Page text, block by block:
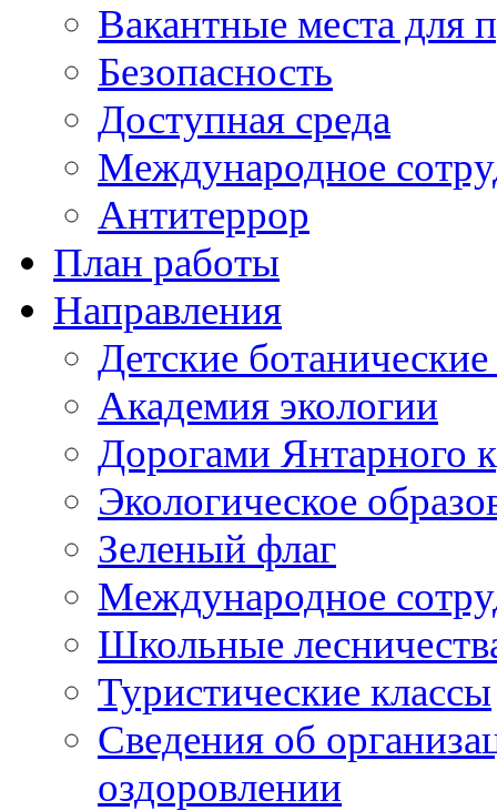
Вакантные места для
Безопасность
Доступная среда
Международное
Антитеррор
План работы
Направления
Детские
Академия экологии
Дорогами Янтарного
Экологическое
Зеленый флаг
Международное
Школьные
Туристические классы
Сведения об
оздоровлении